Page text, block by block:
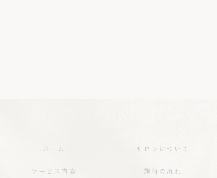
ホーム サロンについて
サービス内容 施術の流れ